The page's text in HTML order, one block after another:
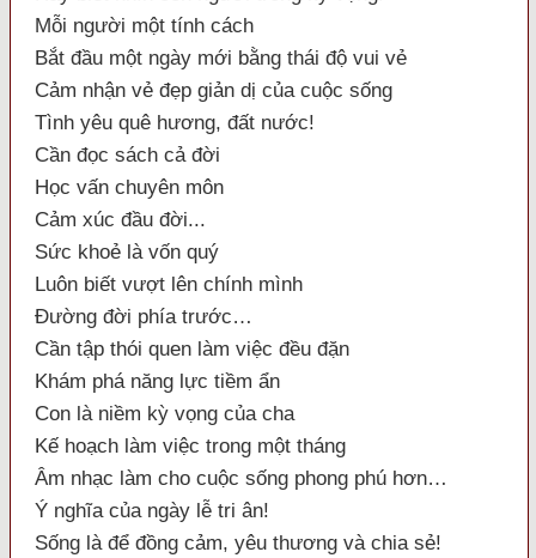
Mỗi người một tính cách
Bắt đầu một ngày mới bằng thái độ vui vẻ
Cảm nhận vẻ đẹp giản dị của cuộc sống
Tình yêu quê hương, đất nước!
Cần đọc sách cả đời
Học vấn chuyên môn
Cảm xúc đầu đời...
Sức khoẻ là vốn quý
Luôn biết vượt lên chính mình
Đường đời phía trước…
Cần tập thói quen làm việc đều đặn
Khám phá năng lực tiềm ẩn
Con là niềm kỳ vọng của cha
Kế hoạch làm việc trong một tháng
Âm nhạc làm cho cuộc sống phong phú hơn…
Ý nghĩa của ngày lễ tri ân!
Sống là để đồng cảm, yêu thương và chia sẻ!